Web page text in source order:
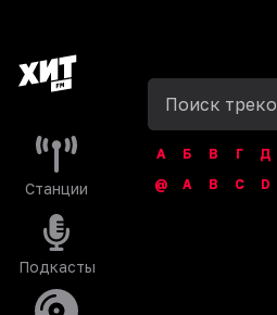
Станции
Подкасты
А Б В Г Д
@
A B C D